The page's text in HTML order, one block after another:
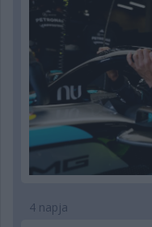
4 napja